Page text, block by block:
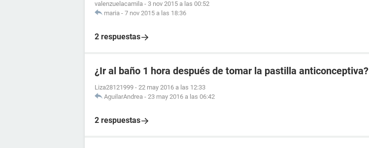
valenzuelacamila - 3 nov 2015 a las 00:52
maria - 7 nov 2015 a las 18:36
2 respuestas
¿Ir al baño 1 hora después de tomar la pastilla anticonceptiva?
Liza28121999 - 22 may 2016 a las 12:33
AguilarAndrea - 23 may 2016 a las 06:42
2 respuestas